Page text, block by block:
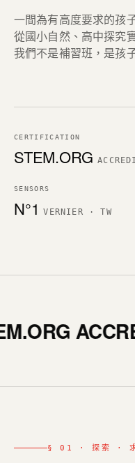
一間為有高度要求的孩
從國小自然、高中探
我們不是補習班，是孩
CERTIFICATION
STEM.ORG
SENSORS
N°1 VERNIER · TW
§ 01 · 探索 · 求